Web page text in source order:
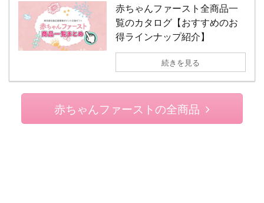
赤ちゃんファースト全商品一
覧のカタログ【おすすめのお
得ラインナップ紹介】
続きを見る
赤ちゃんファーストの全商品